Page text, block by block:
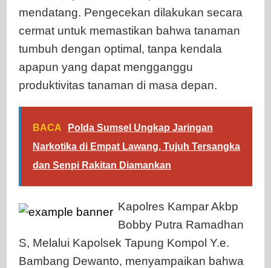
mendatang. Pengecekan dilakukan secara
cermat untuk memastikan bahwa tanaman
tumbuh dengan optimal, tanpa kendala
apapun yang dapat mengganggu
produktivitas tanaman di masa depan.
BACA
Polda Sumsel Ungkap Jaringan
Narkotika di Empat Lawang, Tujuh Tersangka
dan Senpi Rakitan Diamankan
Kapolres Kampar Akbp
Bobby Putra Ramadhan
S, Melalui Kapolsek Tapung Kompol Y.e.
Bambang Dewanto, menyampaikan bahwa